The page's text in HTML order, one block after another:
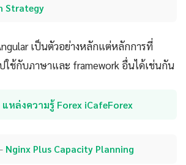
Strategy
เป็นตัวอย่างหลักแต่หลักการที่
ใช้กับภาษาและ framework อื่นได้เช่นกัน
แหล่งความรู้ Forex iCafeForex
Nginx Plus Capacity Planning